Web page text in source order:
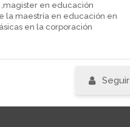
en educación
la maestría en educación en
en la corporación
Seguir